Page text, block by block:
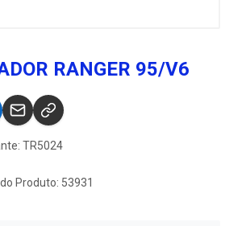
RANGER 95/V6
TR5024
Produto: 53931